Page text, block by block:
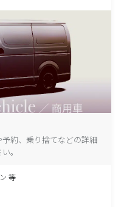
約、乗り捨てなどの詳細
。
等